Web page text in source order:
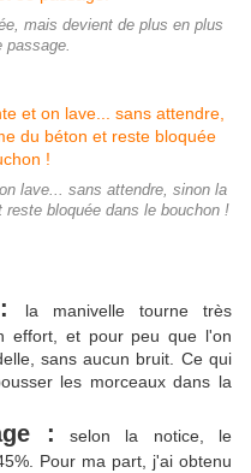
mais devient de plus en plus
passage.
lave... sans attendre, sinon la
bloquée dans le bouchon !
la manivelle tourne très
effort, et pour peu que l'on
sans aucun bruit. Ce qui
les morceaux dans la
:
selon la notice, le
Pour ma part, j'ai obtenu